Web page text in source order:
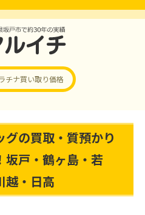
チナ買い取り価格
の買取・質預かり
坂戸・鶴ヶ島・若
越・日高